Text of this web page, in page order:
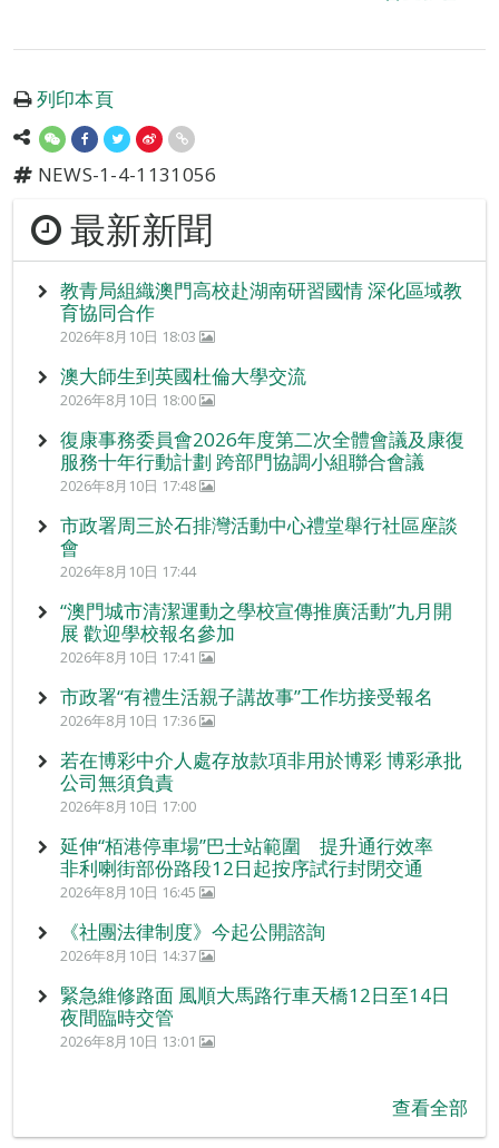
列印本頁
NEWS-1-4-1131056
最新新聞
教青局組織澳門高校赴湖南研習國情 深化區域教
育協同合作
2026年8月10日 18:03
澳大師生到英國杜倫大學交流
2026年8月10日 18:00
復康事務委員會2026年度第二次全體會議及康復
服務十年行動計劃 跨部門協調小組聯合會議
2026年8月10日 17:48
市政署周三於石排灣活動中心禮堂舉行社區座談
會
2026年8月10日 17:44
“澳門城市清潔運動之學校宣傳推廣活動”九月開
展 歡迎學校報名參加
2026年8月10日 17:41
市政署“有禮生活親子講故事”工作坊接受報名
2026年8月10日 17:36
若在博彩中介人處存放款項非用於博彩 博彩承批
公司無須負責
2026年8月10日 17:00
延伸“栢港停車場”巴士站範圍 提升通行效率
非利喇街部份路段12日起按序試行封閉交通
2026年8月10日 16:45
《社團法律制度》今起公開諮詢
2026年8月10日 14:37
緊急維修路面 風順大馬路行車天橋12日至14日
夜間臨時交管
2026年8月10日 13:01
查看全部